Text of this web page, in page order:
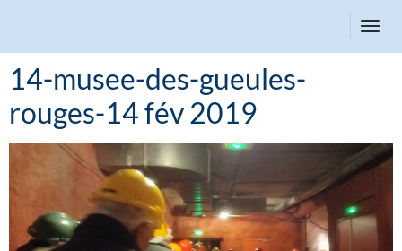
14-musee-des-gueules-
rouges-14 fév 2019